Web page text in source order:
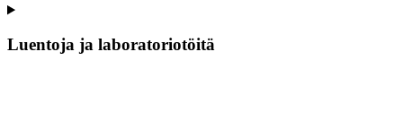
Luentoja ja laboratoriotöitä